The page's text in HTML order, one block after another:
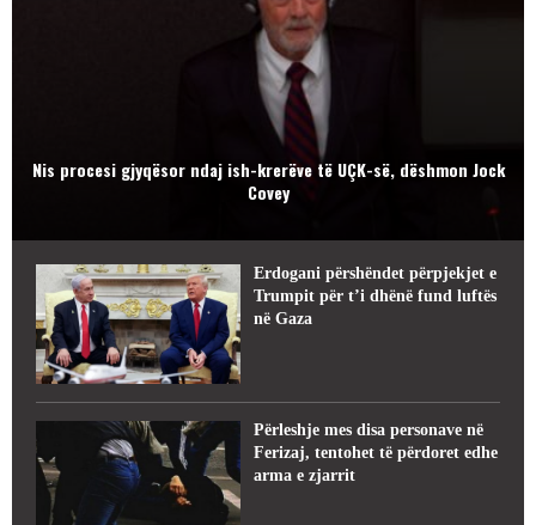
Nis procesi gjyqësor ndaj ish-krerëve të UÇK-së, dëshmon Jock
Covey
Erdogani përshëndet përpjekjet e
Trumpit për t’i dhënë fund luftës
në Gaza
Përleshje mes disa personave në
Ferizaj, tentohet të përdoret edhe
arma e zjarrit